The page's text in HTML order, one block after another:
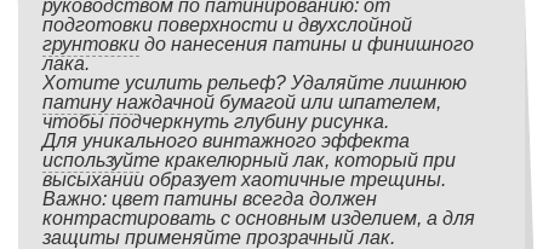
руководством по патинированию: от
подготовки поверхности и двухслойной
грунтовки до нанесения патины и финишного
лака.
Хотите усилить рельеф? Удаляйте лишнюю
патину наждачной бумагой или шпателем,
чтобы подчеркнуть глубину рисунка.
Для уникального винтажного эффекта
используйте кракелюрный лак, который при
высыхании образует хаотичные трещины.
Важно: цвет патины всегда должен
контрастировать с основным изделием, а для
защиты применяйте прозрачный лак.